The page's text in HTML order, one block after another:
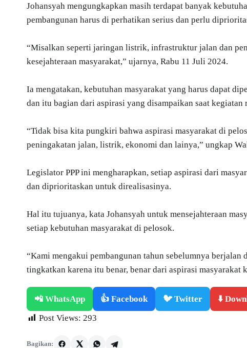
Johansyah mengungkapkan masih terdapat banyak
pembangunan harus di perhatikan serius dan perlu
“Misalkan seperti jaringan listrik, infrastruktur jalan dan
kesejahteraan masyarakat,” ujarnya, Rabu 11 Juli 2024.
Ia mengatakan, kebutuhan masyarakat yang harus dapat
dan itu bagian dari aspirasi yang disampaikan saat kegiatan
“Tidak bisa kita pungkiri bahwa aspirasi masyarakat di
peningakatan jalan, listrik, ekonomi dan lainya,” ungkap
Legislator PPP ini mengharapkan, setiap aspirasi dari
dan diprioritaskan untuk direalisasinya.
Hal itu tujuanya, kata Johansyah untuk mensejahteraan
setiap kebutuhan masyarakat di pelosok.
“Kami mengakui pembangunan tahun sebelumnya berjalan
tingkatkan karena itu benar, benar dari aspirasi masyarakat
📲 WhatsApp 👍 Facebook 🐦 Twitter
⬇️
Post Views: 293
Bagikan: